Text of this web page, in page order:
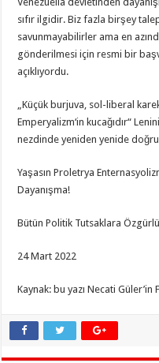
sıfır ilgidir. Biz fazla birşey
savunmayabilirler ama en
gönderilmesi için resmi bir
açıklıyordu.
„Küçük burjuva, sol-liberal
Emperyalizm‘in kucağıdır“
nezdinde yeniden yenide
Yaşasın Proletrya
Dayanışma!
Bütün Politik Tutsaklara
24 Mart 2022
Kaynak: bu yazı Necati Güler’in